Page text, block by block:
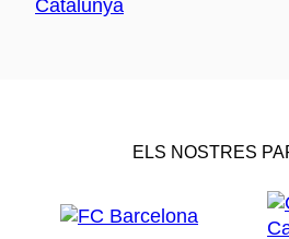
ELS NOSTRES